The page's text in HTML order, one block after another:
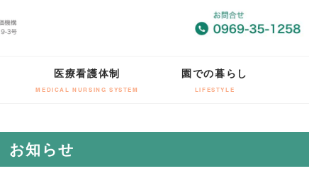
医療看護体制
MEDICAL NURSING SYSTEM
園での暮らし
LIFESTYLE
お知らせ